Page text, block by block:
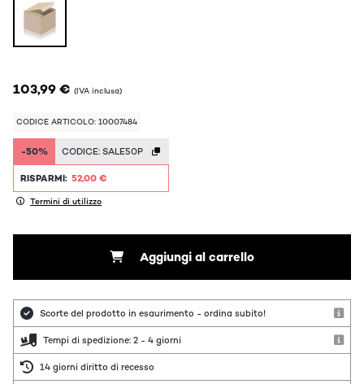
103,99 € (IVA inclusa)
CODICE ARTICOLO: 10007484
-50% CODICE: SALE50P
RISPARMI: 52,00 €
Termini di utilizzo
Aggiungi al carrello
Scorte del prodotto in esaurimento - ordina subito!
Tempi di spedizione: 2 - 4 giorni
14 giorni diritto di recesso